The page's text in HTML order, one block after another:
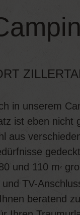
in unserem
ist eben nicht
aus
und 110 m²
TV-
beratend